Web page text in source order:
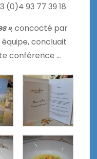
(0)4 93 77 39 18
», concocté par
concluait
conférence …